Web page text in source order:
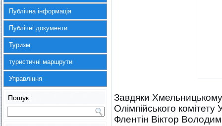
Публічна інформація
Публічні документи
Туризм
туристичні маршрути
Управління
Пошук
Завдяки
Олімпійського комітету
Флентін Віктор